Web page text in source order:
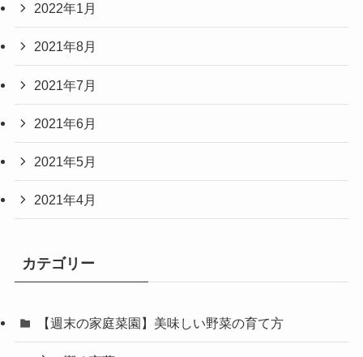
2022年1月
2021年8月
2021年7月
2021年6月
2021年5月
2021年4月
カテゴリー
【週末の家庭菜園】美味しい野菜の育て方